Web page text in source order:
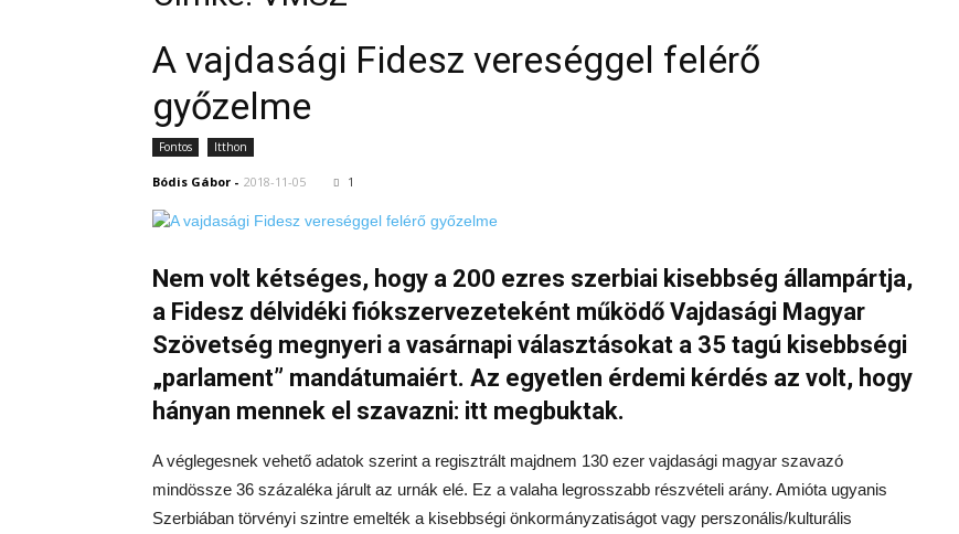
A vajdasági Fidesz vereséggel felérő
győzelme
Fontos Itthon
Bódis Gábor - 2018-11-05 1
Nem volt kétséges, hogy a 200 ezres szerbiai kisebbség állampártja,
a Fidesz délvidéki fiókszervezeteként működő Vajdasági Magyar
Szövetség megnyeri a vasárnapi választásokat a 35 tagú kisebbségi
„parlament” mandátumaiért. Az egyetlen érdemi kérdés az volt, hogy
hányan mennek el szavazni: itt megbuktak.
A véglegesnek vehető adatok szerint a regisztrált majdnem 130 ezer vajdasági magyar szavazó
mindössze 36 százaléka járult az urnák elé. Ez a valaha legrosszabb részvételi arány. Amióta ugyanis
Szerbiában törvényi szintre emelték a kisebbségi önkormányzatiságot vagy perszonális/kulturális